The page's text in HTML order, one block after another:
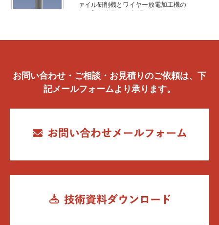
ァイル研削機とワイヤー放電加工機の
３種類を使用して 超硬パン...
お問い合わせ・ご相談・お見積りのご依頼は、下
記メールフォームより承ります。